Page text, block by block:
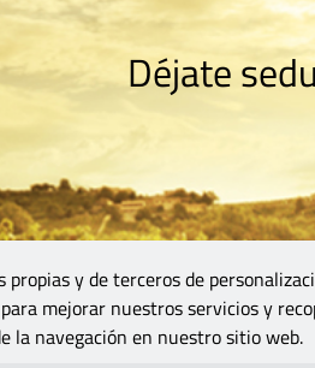
Déjate
y de terceros de
mejorar nuestros servicios y
la navegación en nuestro sitio web.